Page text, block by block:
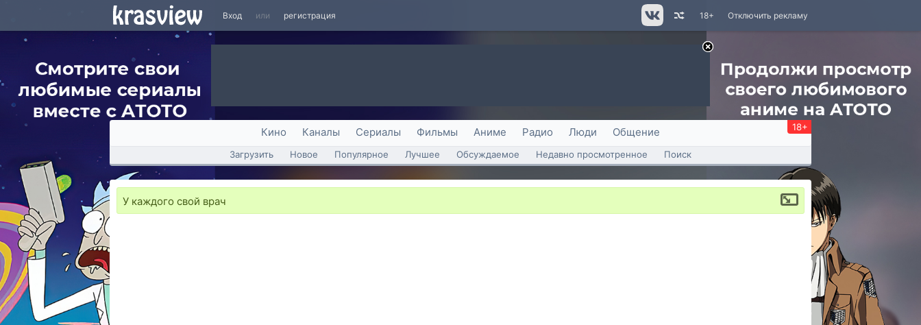
Вход или регистрация Отключить рекламу
18+
Кино Каналы Сериалы Фильмы Аниме Радио Люди Общение 18+
Загрузить Новое Популярное Лучшее Обсуждаемое Недавно просмотренное Поиск
У каждого свой врач